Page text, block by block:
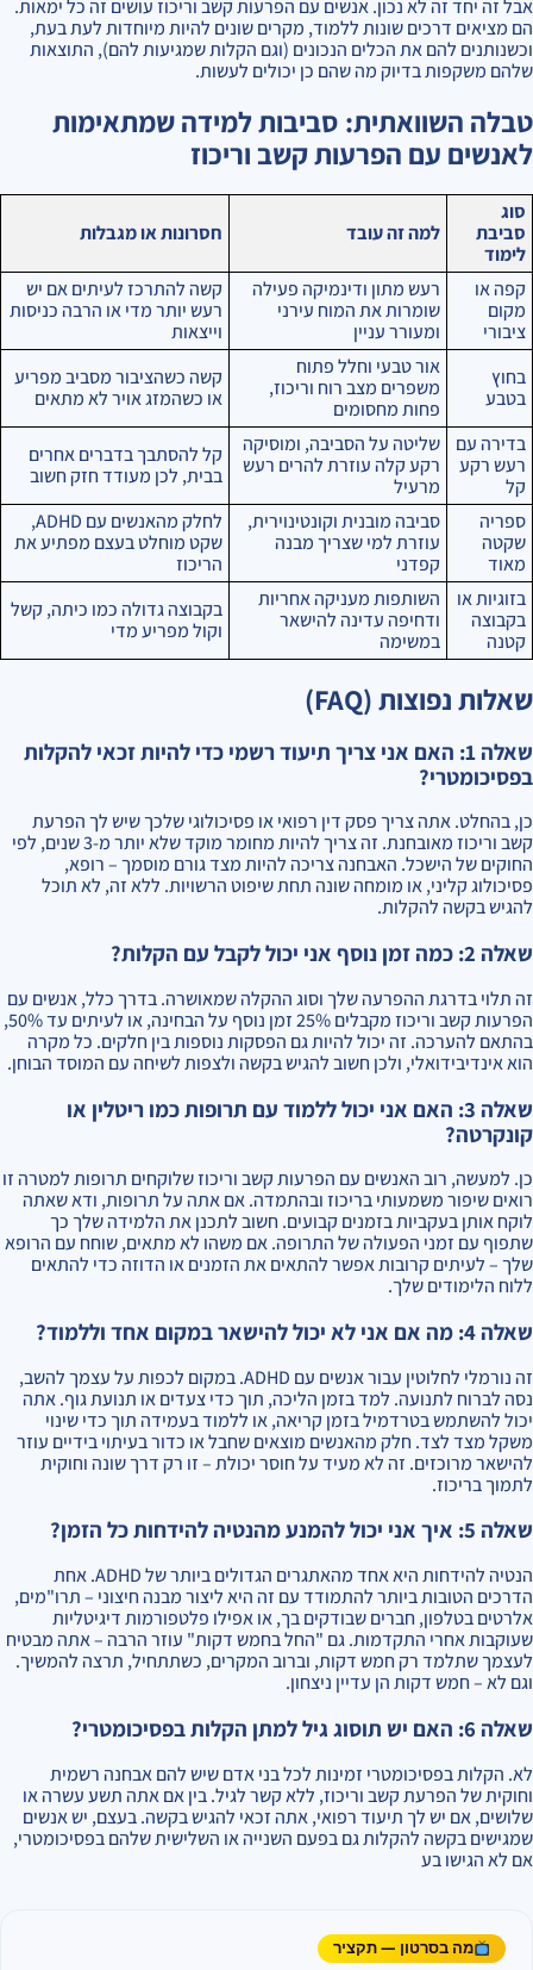
אבל זה יחד זה לא נכון. אנשים עם הפרעות קשב וריכוז עושים זה כל ימאות.
הם מציאים דרכים שונות ללמוד, מקרים שונים להיות מיוחדות לעת בעת,
וכשנותנים להם את הכלים הנכונים (וגם הקלות שמגיעות להם), התוצאות
שלהם משקפות בדיוק מה שהם כן יכולים לעשות.
טבלה השוואתית: סביבות למידה שמתאימות
לאנשים עם הפרעות קשב וריכוז
סוג
סביבת
לימוד
למה זה עובד חסרונות או מגבלות
קפה או
מקום
ציבורי
רעש מתון ודינמיקה פעילה
שומרות את המוח עירני
ומעורר עניין
קשה להתרכז לעיתים אם יש
רעש יותר מדי או הרבה כניסות
וייצאות
בחוץ
בטבע
אור טבעי וחלל פתוח
משפרים מצב רוח וריכוז,
פחות מחסומים
קשה כשהציבור מסביב מפריע
או כשהמזג אויר לא מתאים
בדירה עם
רעש רקע
קל
שליטה על הסביבה, ומוסיקה
רקע קלה עוזרת להרים רעש
מרעיל
קל להסתבך בדברים אחרים
בבית, לכן מעודד חזק חשוב
ספריה
שקטה
מאוד
סביבה מובנית וקונטינוירית,
עוזרת למי שצריך מבנה
קפדני
לחלק מהאנשים עם ADHD,
שקט מוחלט בעצם מפתיע את
הריכוז
בזוגיות או
בקבוצה
קטנה
השותפות מעניקה אחריות
ודחיפה עדינה להישאר
במשימה
בקבוצה גדולה כמו כיתה, קשל
וקול מפריע מדי
שאלות נפוצות (FAQ)
שאלה 1: האם אני צריך תיעוד רשמי כדי להיות זכאי להקלות
בפסיכומטרי?
כן, בהחלט. אתה צריך פסק דין רפואי או פסיכולוגי שלכך שיש לך הפרעת
קשב וריכוז מאובחנת. זה צריך להיות מחומר מוקד שלא יותר מ-3 שנים, לפי
החוקים של הישכל. האבחנה צריכה להיות מצד גורם מוסמך – רופא,
פסיכולוג קליני, או מומחה שונה תחת שיפוט הרשויות. ללא זה, לא תוכל
להגיש בקשה להקלות.
שאלה 2: כמה זמן נוסף אני יכול לקבל עם הקלות?
זה תלוי בדרגת ההפרעה שלך וסוג ההקלה שמאושרה. בדרך כלל, אנשים עם
הפרעות קשב וריכוז מקבלים 25% זמן נוסף על הבחינה, או לעיתים עד 50%,
בהתאם להערכה. זה יכול להיות גם הפסקות נוספות בין חלקים. כל מקרה
הוא אינדיבידואלי, ולכן חשוב להגיש בקשה ולצפות לשיחה עם המוסד הבוחן.
שאלה 3: האם אני יכול ללמוד עם תרופות כמו ריטלין או
קונקרטה?
כן. למעשה, רוב האנשים עם הפרעות קשב וריכוז שלוקחים תרופות למטרה זו
רואים שיפור משמעותי בריכוז ובהתמדה. אם אתה על תרופות, ודא שאתה
לוקח אותן בעקביות בזמנים קבועים. חשוב לתכנן את הלמידה שלך כך
שתפוף עם זמני הפעולה של התרופה. אם משהו לא מתאים, שוחח עם הרופא
שלך – לעיתים קרובות אפשר להתאים את הזמנים או הדוזה כדי להתאים
ללוח הלימודים שלך.
שאלה 4: מה אם אני לא יכול להישאר במקום אחד וללמוד?
זה נורמלי לחלוטין עבור אנשים עם ADHD. במקום לכפות על עצמך להשב,
נסה לברוח לתנועה. למד בזמן הליכה, תוך כדי צעדים או תנועת גוף. אתה
יכול להשתמש בטרדמיל בזמן קריאה, או ללמוד בעמידה תוך כדי שינוי
משקל מצד לצד. חלק מהאנשים מוצאים שחבל או כדור בעיתוי בידיים עוזר
להישאר מרוכזים. זה לא מעיד על חוסר יכולת – זו רק דרך שונה וחוקית
לתמוך בריכוז.
שאלה 5: איך אני יכול להמנע מהנטיה להידחות כל הזמן?
הנטיה להידחות היא אחד מהאתגרים הגדולים ביותר של ADHD. אחת
הדרכים הטובות ביותר להתמודד עם זה היא ליצור מבנה חיצוני – תרו"מים,
אלרטים בטלפון, חברים שבודקים בך, או אפילו פלטפורמות דיגיטליות
שעוקבות אחרי התקדמות. גם "החל בחמש דקות" עוזר הרבה – אתה מבטיח
לעצמך שתלמד רק חמש דקות, וברוב המקרים, כשתתחיל, תרצה להמשיך.
וגם לא – חמש דקות הן עדיין ניצחון.
שאלה 6: האם יש תוסוג גיל למתן הקלות בפסיכומטרי?
לא. הקלות בפסיכומטרי זמינות לכל בני אדם שיש להם אבחנה רשמית
וחוקית של הפרעת קשב וריכוז, ללא קשר לגיל. בין אם אתה תשע עשרה או
שלושים, אם יש לך תיעוד רפואי, אתה זכאי להגיש בקשה. בעצם, יש אנשים
שמגישים בקשה להקלות גם בפעם השנייה או השלישית שלהם בפסיכומטרי,
אם לא הגישו בע
מה בסרטון — תקציר